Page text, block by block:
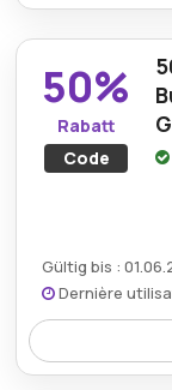
Kunden
Premier Inn
alle
50%
Rabatt
Code
Gültig bis :
Dernière
Ausgewählte